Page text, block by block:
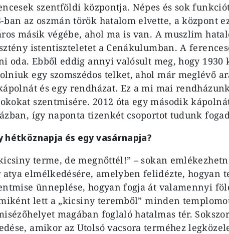
szentföldi központja. Népes és sok
ban az oszmán török hatalom elvette, a központ
másik végébe, ahol ma is van. A muszlim
istentiszteletet a Cenákulumban. A
oda. Ebből eddig annyi valósult meg, hogy 1930
egy szomszédos telket, ahol már meglévő
és egy rendházat. Ez a mi mai
szentmisére. 2012 óta egy második
így naponta tizenkét csoportot tudunk
hétköznapja és egy vasárnapja?
terme, de megnőttél!” – sokan
atya elmélkedésére, amelyben felidézte, hogyan
ünneplése, hogyan fogja át valamennyi
lett a „kicsiny teremből” minden
magában foglaló hatalmas tér.
amikor az Utolsó vacsora terméhez